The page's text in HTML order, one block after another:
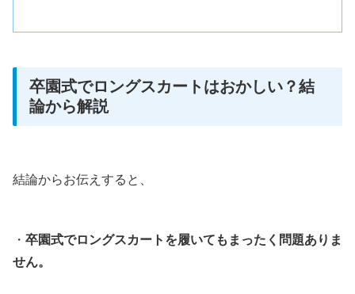
卒園式でロングスカートはおかしい？結
論から解説
結論からお伝えすると、
・ 卒園式でロングスカートを履いてもまったく問題ありま
せん。